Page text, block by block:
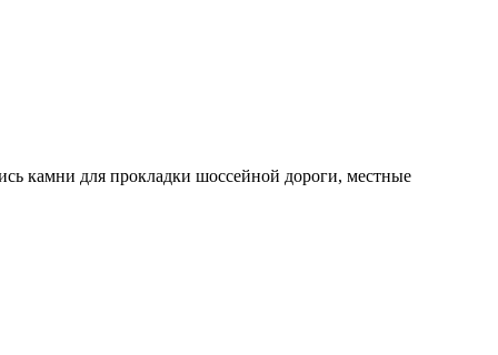
камни для прокладки шоссейной дороги, местные